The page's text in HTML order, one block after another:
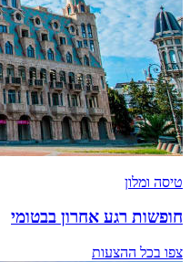
טיסה ומלון
חופשות רגע אחרון בבטומי
צפו בכל ההצעות